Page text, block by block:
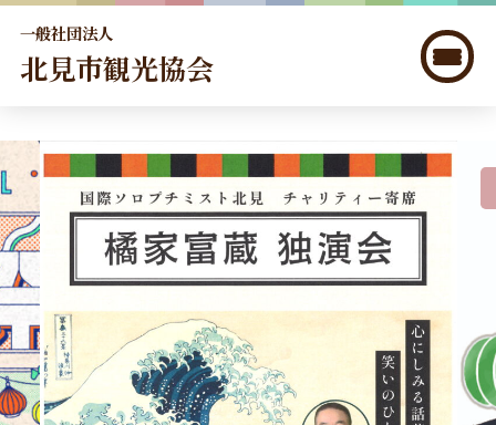
一般社団法人
北見市観光協会
北見